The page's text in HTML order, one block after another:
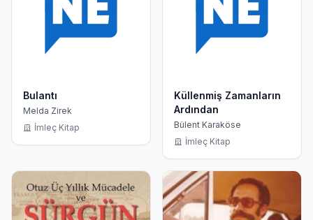
Bulantı
Melda Zirek
İmleç Kitap
Küllenmiş Zamanların
Ardından
Bülent Karaköse
İmleç Kitap